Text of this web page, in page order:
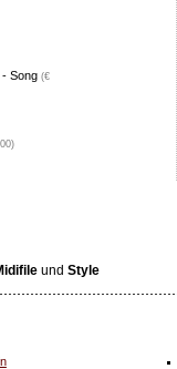
- Song (€
und Style